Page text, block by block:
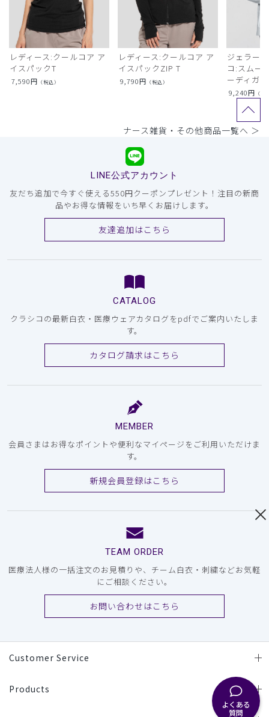
よくある
質問
レディース:クールコア ア
イスパックT
7,590円 （税込）
レディース:クールコア ア
イスパックZIP T
9,790円 （税込）
ジェラー
コ:スムー
ーディガン
9,240円 （税
ナース雑貨・その他商品一覧へ ＞
LINE公式アカウント
友だち追加で今すぐ使える550円クーポンプレゼント！注目の新商
品やお得な情報をいち早くお届けします。
友達追加はこちら
CATALOG
クラシコの最新白衣・医療ウェアカタログをpdfでご案内いたしま
す。
カタログ請求はこちら
MEMBER
会員さまはお得なポイントや便利なマイページをご利用いただけま
す。
新規会員登録はこちら
TEAM ORDER
医療法人様の一括注文のお見積りや、チーム白衣・刺繍などお気軽
にご相談ください。
お問い合わせはこちら
Customer Service
Products